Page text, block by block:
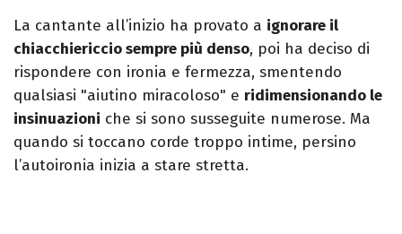
La cantante all’inizio ha provato a ignorare il
chiacchiericcio sempre più denso, poi ha deciso di
rispondere con ironia e fermezza, smentendo
qualsiasi "aiutino miracoloso" e ridimensionando le
insinuazioni che si sono susseguite numerose. Ma
quando si toccano corde troppo intime, persino
l’autoironia inizia a stare stretta.